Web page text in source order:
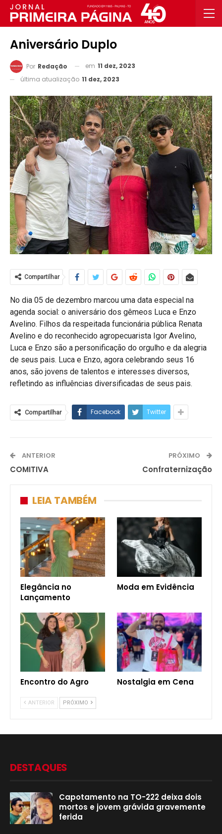
Aniversário Duplo
Por Redação em 11 dez, 2023
última atualização 11 dez, 2023
Compartilhar
No dia 05 de dezembro marcou uma data especial na
agenda social: o aniversário dos gêmeos Luca e Enzo
Avelino. Filhos da respeitada funcionária pública Renata
Avelino e do reconhecido agropecuarista Igor Avelino,
Luca e Enzo são a personificação do orgulho e da alegria
de seus pais. Luca e Enzo, agora celebrando seus 16
anos, são jovens de talentos e interesses diversos,
refletindo as influências diversificadas de seus pais.
Compartilhar Facebook Twitter
ANTERIOR
COMITIVA
PRÓXIMO
Confraternização
LEIA TAMBÉM
Elegância no
Lançamento
Moda em Evidência
Encontro do Agro Nostalgia em Cena
ANTERIOR PRÓXIMO
DESTAQUES
Capotamento na TO-222 deixa dois
mortos e jovem grávida gravemente
ferida